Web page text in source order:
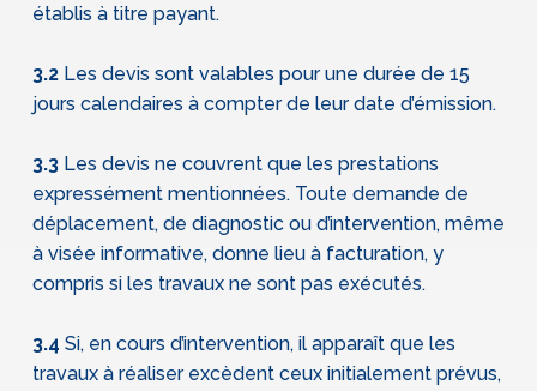
établis à titre payant.
3.2Les devis sont valables pour une durée de 15
jours calendaires à compter de leur date d’émission.
3.3Les devis ne couvrent que les prestations
expressément mentionnées. Toute demande de
déplacement, de diagnostic ou d’intervention, même
à visée informative, donne lieu à facturation, y
compris si les travaux ne sont pas exécutés.
3.4 Si, en cours d’intervention, il apparaît que les
travaux à réaliser excèdent ceux initialement prévus,